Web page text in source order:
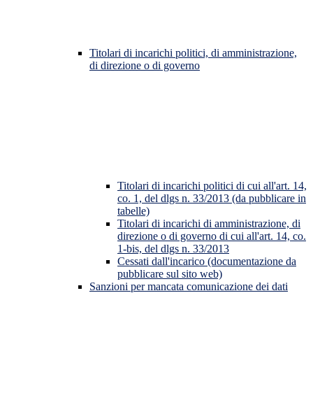
Titolari di incarichi politici, di amministrazione,
di direzione o di governo
Titolari di incarichi politici di cui all'art. 14,
co. 1, del dlgs n. 33/2013 (da pubblicare in
tabelle)
Titolari di incarichi di amministrazione, di
direzione o di governo di cui all'art. 14, co.
1-bis, del dlgs n. 33/2013
Cessati dall'incarico (documentazione da
pubblicare sul sito web)
Sanzioni per mancata comunicazione dei dati